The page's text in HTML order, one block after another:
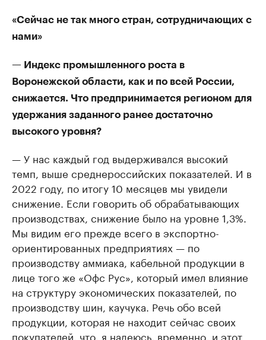
«Сейчас не так много стран, сотрудничающих с
нами»
— Индекс промышленного роста в
Воронежской области, как и по всей России,
снижается. Что предпринимается регионом для
удержания заданного ранее достаточно
высокого уровня?
— У нас каждый год выдерживался высокий
темп, выше среднероссийских показателей. И в
2022 году, по итогу 10 месяцев мы увидели
снижение. Если говорить об обрабатывающих
производствах, снижение было на уровне 1,3%.
Мы видим его прежде всего в экспортно-
ориентированных предприятиях — по
производству аммиака, кабельной продукции в
лице того же «Офс Рус», который имел влияние
на структуру экономических показателей, по
производству шин, каучука. Речь обо всей
продукции, которая не находит сейчас своих
покупателей, что, я надеюсь, временно, и этот